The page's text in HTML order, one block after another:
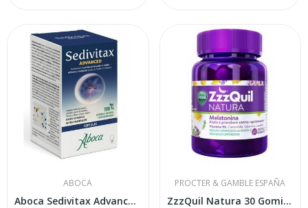
ABOCA
Aboca Sedivitax Advanced 30 Cápsulas
PROCTER & GAMBLE ESPAÑA
ZzzQuil Natura 30 Gominolas